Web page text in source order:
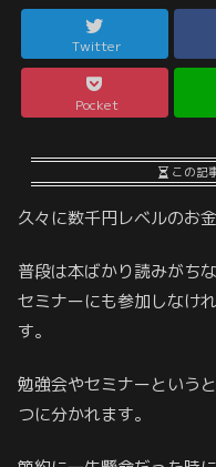
Twitter
Pocket
この記
久々に数千円レベルのお
普段は本ばかり読みがち
セミナーにも参加しなけ
す。
勉強会やセミナーという
つに分かれます。